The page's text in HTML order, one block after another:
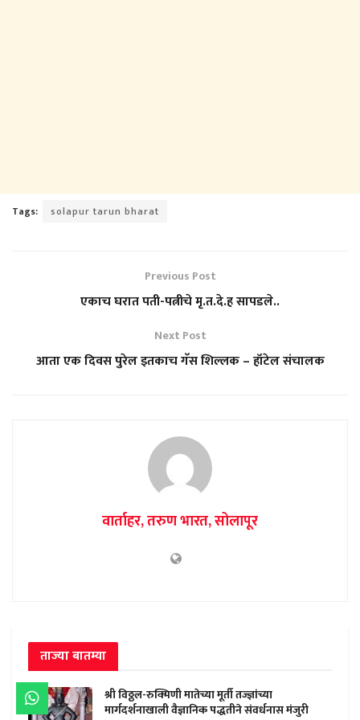
Tags: solapur tarun bharat
Previous Post
एकाच घरात पती-पत्नीचे मृ.त.दे.ह सापडले..
Next Post
आता एक दिवस पुरेल इतकाच गॅस शिल्लक – हॉटेल संचालक
वार्ताहर, तरुण भारत, सोलापूर
ताज्या बातम्या
श्री विठ्ठल-रुक्मिणी मातेच्या मूर्ती तज्ज्ञांच्या
मार्गदर्शनाखाली वैज्ञानिक पद्धतीने संवर्धनास मंजुरी